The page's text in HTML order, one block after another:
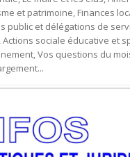
et patrimoine, Finances
public et délégations de
Actions sociale éducative et
Vos questions du